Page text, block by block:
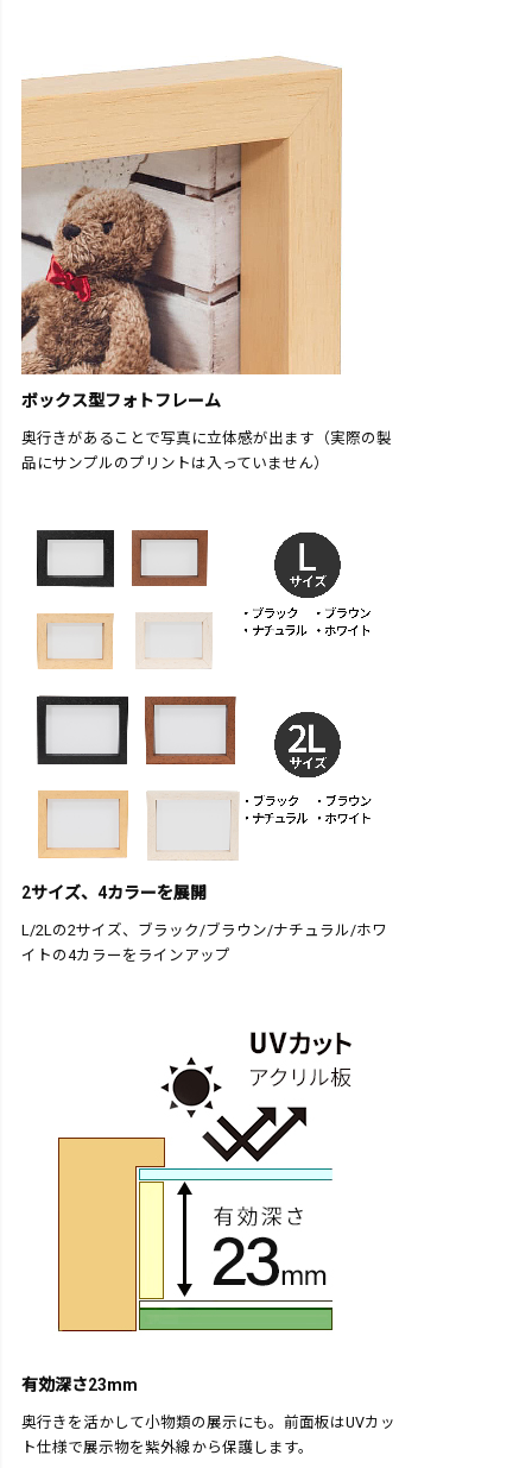
ボックス型フォトフレーム
奥行きがあることで写真に立体感が出ます（実際の製
品にサンプルのプリントは入っていません）
2サイズ、4カラーを展開
L/2Lの2サイズ、ブラック/ブラウン/ナチュラル/ホワ
イトの4カラーをラインアップ
有効深さ23mm
奥行きを活かして小物類の展示にも。前面板はUVカッ
ト仕様で展示物を紫外線から保護します。